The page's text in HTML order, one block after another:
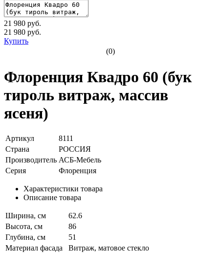
21 980 руб.
21 980 руб.
Купить
(0)
Флоренция Квадро 60 (бук
тироль витраж, массив
ясеня)
Артикул
8111
Страна
РОССИЯ
Производитель АСБ-Мебель
Серия
Флоренция
Характеристики товара
Описание товара
Ширина, см
62.6
Высота, см
86
Глубина, см
51
Материал фасада
Витраж, матовое стекло